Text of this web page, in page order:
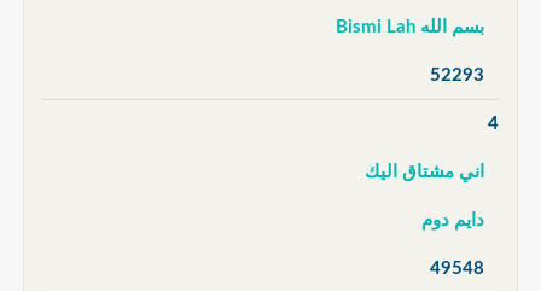
بسم الله Bismi Lah
52293
4
اني مشتاق اليك
دايم دوم
49548